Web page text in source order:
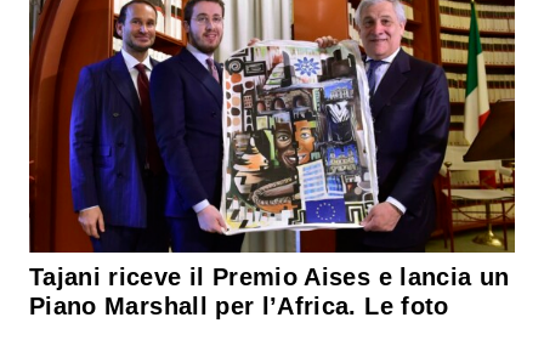
Tajani riceve il Premio Aises e lancia un
Piano Marshall per l’Africa. Le foto